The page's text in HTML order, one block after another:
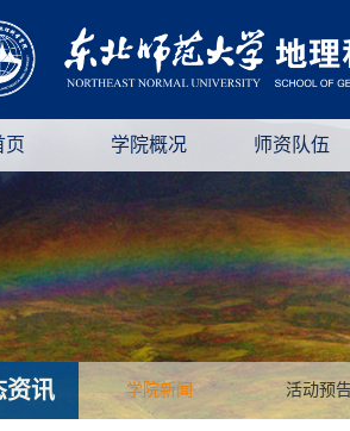
页 学院概况 师资队伍
资讯 学院新闻 活动预